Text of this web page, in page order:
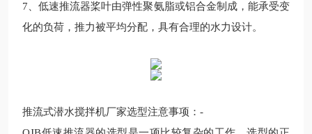
7 、低速推流器桨叶由弹性聚氨脂或铝合金制成，能承受变
化的负荷，推力被平均分配，具有合理的水力设计。
推流式潜水搅拌机厂家选型注意事项： -